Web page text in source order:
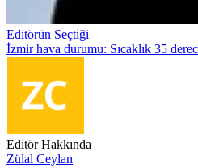
Editörün Seçtiği
İzmir hava durumu: Sıcaklık 35
Editör Hakkında
Zülal Ceylan